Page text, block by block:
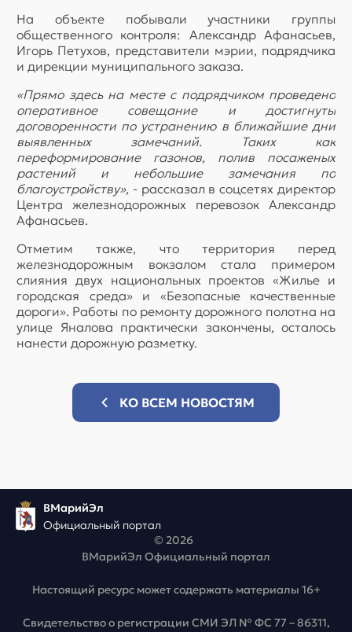
На объекте побывали участники группы
общественного контроля: Александр Афанасьев,
Игорь Петухов, представители мэрии, подрядчика
и дирекции муниципального заказа.
«Прямо здесь на месте с подрядчиком проведено
оперативное совещание и достигнуты
договоренности по устранению в ближайшие дни
выявленных замечаний. Таких как
переформирование газонов, полив посаженых
растений и небольшие замечания по
благоустройству», - рассказал в соцсетях директор
Центра железнодорожных перевозок Александр
Афанасьев.
Отметим также, что территория перед
железнодорожным вокзалом стала примером
слияния двух национальных проектов «Жилье и
городская среда» и «Безопасные качественные
дороги». Работы по ремонту дорожного полотна на
улице Яналова практически закончены, осталось
нанести дорожную разметку.
КО ВСЕМ НОВОСТЯМ
ВМарийЭл
Официальный портал
© 2026
ВМарийЭл Официальный портал
Настоящий ресурс может содержать материалы 16+
Свидетельство о регистрации СМИ ЭЛ № ФС 77 – 86311,